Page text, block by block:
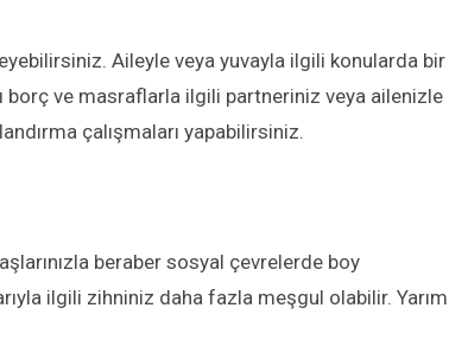
Aileyle veya yuvayla ilgili konularda
borç ve masraflarla ilgili partneriniz veya ailenizle
çalışmaları yapabilirsiniz.
beraber sosyal çevrelerde boy
ilgili zihniniz daha fazla meşgul olabilir. Yarım